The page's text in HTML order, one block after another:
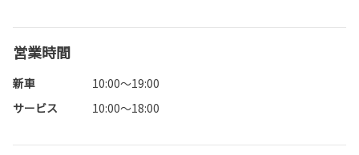
営業時間
新車
10:00～19:00
サービス
10:00～18:00